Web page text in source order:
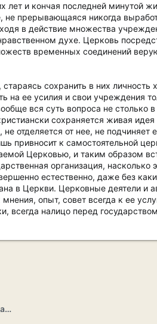
лет и кончая последней минутой
прерывающаяся никогда
в действие множества
духе. Церковь
временных соединений
сохранить в них
на ее усилия и свои учреждения
вся суть вопроса не
сохраняется живая
отделяется от нее, не подчиняет
привносит к самостоятельной
Церковью, и таким образом
организация,
естественно, даже без
в Церкви. Церковные деятели и
опыт, совет всегда к ее
всегда налицо перед
Раздел саморазвития в основах государственности